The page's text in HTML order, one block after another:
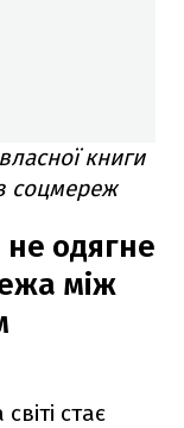
книги
соцмереж
одягне
між
стає